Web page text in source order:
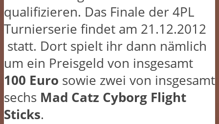
qualifizieren. Das Finale der 4PL
Turnierserie findet am 21.12.2012
statt. Dort spielt ihr dann nämlich
um ein Preisgeld von insgesamt
100 Euro sowie zwei von insgesamt
sechs Mad Catz Cyborg Flight
Sticks.